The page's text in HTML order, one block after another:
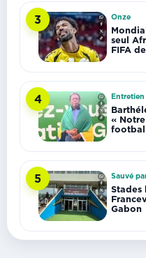
3 Onze
seul
FIFA
4 Entretien
«
5 Sauvé
Stades
Gabon